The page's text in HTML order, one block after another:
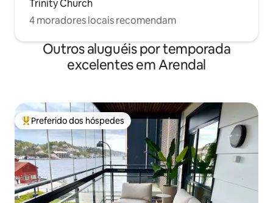
Trinity Church
4 moradores locais recomendam
Outros aluguéis por temporada
excelentes em Arendal
Entre os melhores preferidos dos hóspedes
Preferido dos hóspedes